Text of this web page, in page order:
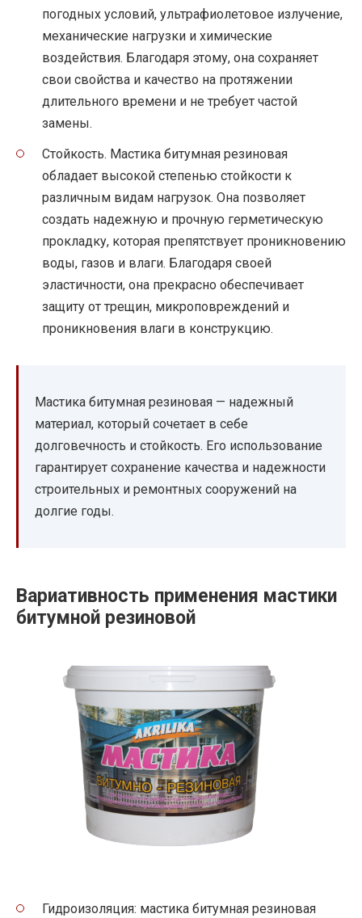
погодных условий, ультрафиолетовое излучение,
механические нагрузки и химические
воздействия. Благодаря этому, она сохраняет
свои свойства и качество на протяжении
длительного времени и не требует частой
замены.
Стойкость. Мастика битумная резиновая
обладает высокой степенью стойкости к
различным видам нагрузок. Она позволяет
создать надежную и прочную герметическую
прокладку, которая препятствует проникновению
воды, газов и влаги. Благодаря своей
эластичности, она прекрасно обеспечивает
защиту от трещин, микроповреждений и
проникновения влаги в конструкцию.
Мастика битумная резиновая — надежный
материал, который сочетает в себе
долговечность и стойкость. Его использование
гарантирует сохранение качества и надежности
строительных и ремонтных сооружений на
долгие годы.
Вариативность применения мастики
битумной резиновой
Гидроизоляция: мастика битумная резиновая